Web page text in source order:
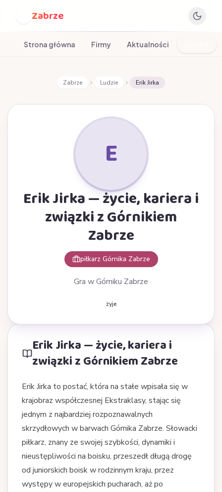
Zabrze
Strona główna Firmy Aktualności
Zabrze Ludzie Erik Jirka
E
Erik Jirka — życie, kariera i
związki z Górnikiem
Zabrze
piłkarz Górnika Zabrze
Gra w Górniku Zabrze
żyje
Erik Jirka — życie, kariera i
związki z Górnikiem Zabrze
Erik Jirka to postać, która na stałe wpisała się w
krajobraz współczesnej Ekstraklasy, stając się
jednym z najbardziej rozpoznawalnych
skrzydłowych w barwach Górnika Zabrze. Słowacki
piłkarz, znany ze swojej szybkości, dynamiki i
nieustępliwości na boisku, przeszedł długą drogę
od juniorskich boisk w rodzinnym kraju, przez
występy w europejskich pucharach, aż po